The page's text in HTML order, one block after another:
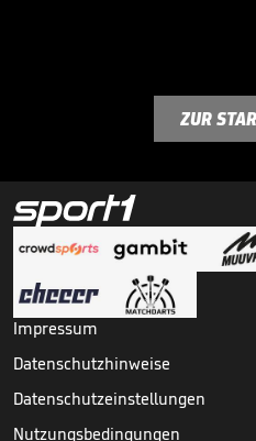
ZUR
Impressum
Datenschutzhinweise
Datenschutzeinstellungen
Nutzungsbedingungen